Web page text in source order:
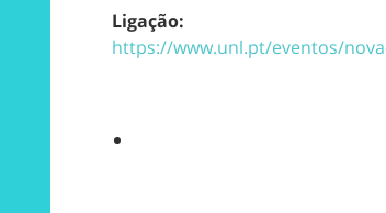
Ligação:
https://www.unl.pt/eventos/